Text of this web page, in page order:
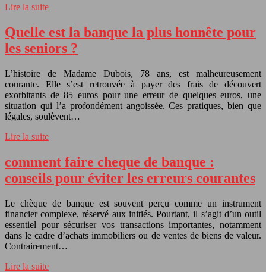
Lire la suite
Quelle est la banque la plus honnête pour
les seniors ?
L’histoire de Madame Dubois, 78 ans, est malheureusement
courante. Elle s’est retrouvée à payer des frais de découvert
exorbitants de 85 euros pour une erreur de quelques euros, une
situation qui l’a profondément angoissée. Ces pratiques, bien que
légales, soulèvent…
Lire la suite
comment faire cheque de banque :
conseils pour éviter les erreurs courantes
Le chèque de banque est souvent perçu comme un instrument
financier complexe, réservé aux initiés. Pourtant, il s’agit d’un outil
essentiel pour sécuriser vos transactions importantes, notamment
dans le cadre d’achats immobiliers ou de ventes de biens de valeur.
Contrairement…
Lire la suite